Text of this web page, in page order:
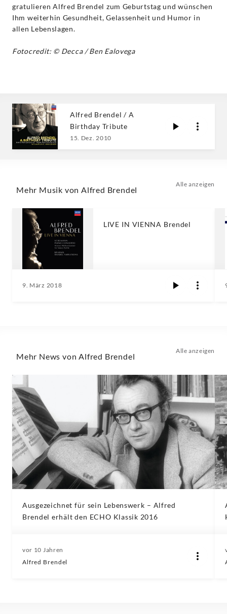
gratulieren Alfred Brendel zum Geburtstag und wünschen
Ihm weiterhin Gesundheit, Gelassenheit und Humor in
allen Lebenslagen.
Fotocredit: © Decca / Ben Ealovega
Alfred Brendel / A
Birthday Tribute
15. Dez. 2010
Mehr Musik von Alfred Brendel
Alle anzeigen
LIVE IN VIENNA Brendel
9. März 2018
Mehr News von Alfred Brendel
Alle anzeigen
Ausgezeichnet für sein Lebenswerk – Alfred
Brendel erhält den ECHO Klassik 2016
vor 10 Jahren
Alfred Brendel